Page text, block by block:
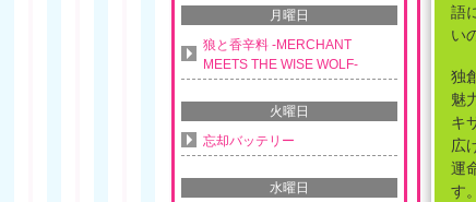
語
い
独
魅
キ
広
運
す
月曜日
狼と香辛料 -MERCHANT
MEETS THE WISE WOLF-
火曜日
忘却バッテリー
水曜日